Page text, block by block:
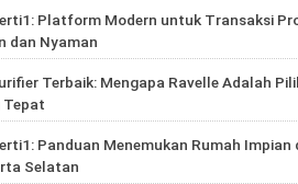
Platform Modern untuk Transaksi
dan Nyaman
Terbaik: Mengapa Ravelle Adalah
Tepat
Panduan Menemukan Rumah Impian
Selatan